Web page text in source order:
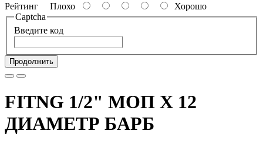
Рейтинг Плохо
Хорошо
Captcha
Введите код
Продолжить
FITNG 1/2" МОП Х 12
ДИАМЕТР БАРБ